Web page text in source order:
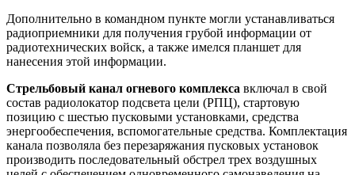
Дополнительно в командном пункте могли устанавливаться
радиоприемники для получения грубой информации от
радиотехнических войск, а также имелся планшет для
нанесения этой информации.
Стрельбовый канал огневого комплекса включал в свой
состав радиолокатор подсвета цели (РПЦ), стартовую
позицию с шестью пусковыми установками, средства
энергообеспечения, вспомогательные средства. Комплектация
канала позволяла без перезаряжания пусковых установок
производить последовательный обстрел трех воздушных